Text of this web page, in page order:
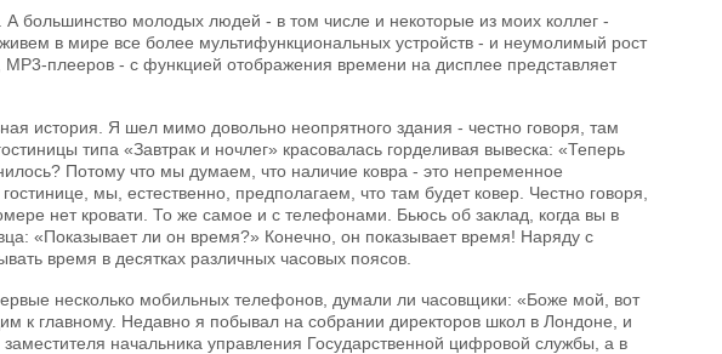
большинство молодых людей - в том числе и некоторые из моих коллег -
в мире все более мультифункциональных устройств - и неумолимый рост
плееров - с функцией отображения времени на дисплее представляет
история. Я шел мимо довольно неопрятного здания - честно говоря, там
типа «Завтрак и ночлег» красовалась горделивая вывеска: «Теперь
Потому что мы думаем, что наличие ковра - это непременное
мы, естественно, предполагаем, что там будет ковер. Честно говоря,
нет кровати. То же самое и с телефонами. Бьюсь об заклад, когда вы в
«Показывает ли он время?» Конечно, он показывает время! Наряду с
время в десятках различных часовых поясов.
несколько мобильных телефонов, думали ли часовщики: «Боже мой, вот
к главному. Недавно я побывал на собрании директоров школ в Лондоне, и
начальника управления Государственной цифровой службы, а в